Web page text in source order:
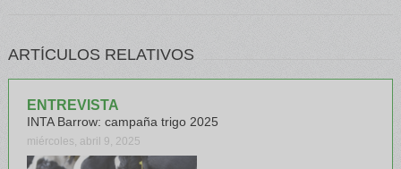
ARTÍCULOS RELATIVOS
ENTREVISTA
INTA Barrow: campaña trigo 2025
miércoles, abril 9, 2025